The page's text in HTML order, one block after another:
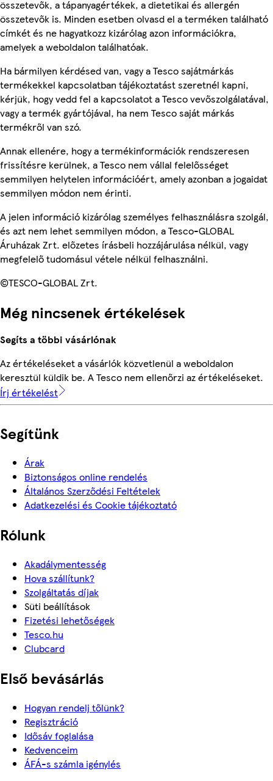
összetevők, a tápanyagértékek, a dietetikai és allergén
összetevők is. Minden esetben olvasd el a terméken található
címkét és ne hagyatkozz kizárólag azon információkra,
amelyek a weboldalon találhatóak.
Ha bármilyen kérdésed van, vagy a Tesco sajátmárkás
termékekkel kapcsolatban tájékoztatást szeretnél kapni,
kérjük, hogy vedd fel a kapcsolatot a Tesco vevőszolgálatával,
vagy a termék gyártójával, ha nem Tesco saját márkás
termékről van szó.
Annak ellenére, hogy a termékinformációk rendszeresen
frissítésre kerülnek, a Tesco nem vállal felelősséget
semmilyen helytelen információért, amely azonban a jogaidat
semmilyen módon nem érinti.
A jelen információ kizárólag személyes felhasználásra szolgál,
és azt nem lehet semmilyen módon, a Tesco-GLOBAL
Áruházak Zrt. előzetes írásbeli hozzájárulása nélkül, vagy
megfelelő tudomásul vétele nélkül felhasználni.
©TESCO-GLOBAL Zrt.
Még nincsenek értékelések
Segíts a többi vásárlónak
Az értékeléseket a vásárlók közvetlenül a weboldalon
keresztül küldik be. A Tesco nem ellenőrzi az értékeléseket.
Írj értékelést
Segítünk
Árak
Biztonságos online rendelés
Általános Szerződési Feltételek
Adatkezelési és Cookie tájékoztató
Rólunk
Akadálymentesség
Hova szállítunk?
Szolgáltatás díjak
Süti beállítások
Fizetési lehetőségek
Tesco.hu
Clubcard
Első bevásárlás
Hogyan rendelj tőlünk?
Regisztráció
Idősáv foglalása
Kedvenceim
ÁFÁ-s számla igénylés